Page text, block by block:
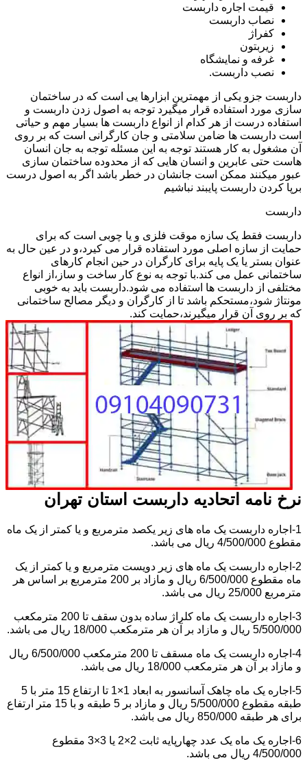
قیمت اجاره داربست
نصاب داربست
کفراژ
زیربتون
غرفه و نمایشگاه
نصب داربست.
داربست جزو یکی از مهمترین ابزارها یی است که در ساختمان
سازی مورد استفاده قرار میگیرد توجه به اصول زدن داربست و
استفاده درست از هر کدام از انواع داربست ها بسیار مهم و حیاتی
است داربست ها ضامن سلامتی و جان کارگرانی است که بر روی
آن مشغول به کار هستند توجه به این مسئله توجه به جان انسان
هاست حتی عابرین و انسان هایی که از محدوده ساختمان سازی
عبور میکنند ممکن است جانشان در خطر باشد اگر به اصول درست
برپا کردن داربست پایبند نباشیم
داربست
داربست فقط یک سازه موقت فلزی و یا چوبی است که برای
حمایت از سازه اصلی مورد استفاده قرار می کیرد،و در عین حال به
عنوان بستر یا یک پایه برای کارگران در حین انجام کارهای
ساختمانی عمل می کند.با توجه به نوع کار ساخت و ساز،از انواع
مختلفی از داربست ها استفاده می شود.داربست باید به خوبی
مونتاژ شود،مستحکم باشد تا از کارگران و دیگر مصالح ساختمانی
که بر روی آن قرار میگیرند،حمایت کند.
نرخ نامه اتحادیه داربست استان تهران
1-اجاره داربست یک ماه های زیر یکصد مترمربع و یا کمتر از یک ماه
مقطوع 4/500/000 ریال می باشد.
2-اجاره داربست یک ماه های زیر دویست مترمربع و یا کمتر از یک
ماه مقطوع 6/500/000 ریال و مازاد بر 200 مترمربع بر اساس هر
مترمربع 25/000 ریال می باشد.
3-اجاره داربست یک ماه کلراژ ساده بدون سقف تا 200 مترمکعب
5/500/000 ریال و مازاد بر آن هر مترمکعب 18/000 ریال می باشد.
4-اجاره داربست یک ماه مسقف تا 200 مترمکعب 6/500/000 ریال
و مازاد بر آن هر مترمکعب 18/000 ریال می باشد.
5-اجاره یک ماه چاهک آسانسور به ابعاد 1×1 تا ارتفاع 15 متر با 5
طبقه مقطوع 5/500/000 ریال و مازاد بر 5 طبقه و با 15 متر ارتفاع
برای هر طبقه 850/000 ریال می باشد.
6-اجاره یک ماه یک عدد چهارپایه ثابت 2×2 یا 3×3 مقطوع
4/500/000 ریال می باشد.